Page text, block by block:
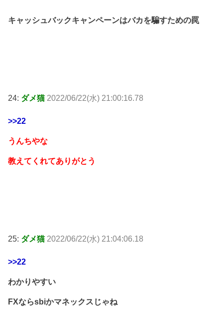
キャッシュバックキャンペーンはバカを騙すための罠
24: ダメ猫 2022/06/22(水) 21:00:16.78
>>22
うんちやな
教えてくれてありがとう
25: ダメ猫 2022/06/22(水) 21:04:06.18
>>22
わかりやすい
FXならsbiかマネックスじゃね